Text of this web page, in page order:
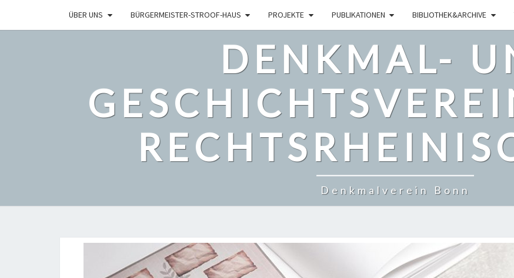
ÜBER UNS BÜRGERMEISTER-STROOF-HAUS PROJEKTE PUBLIKATIONEN BIBLIOTHEK&ARCHIVE
DENKMAL-
Denkmalverein Bonn